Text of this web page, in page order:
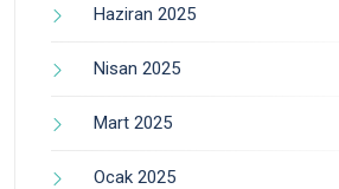
Haziran 2025
Nisan 2025
Mart 2025
Ocak 2025